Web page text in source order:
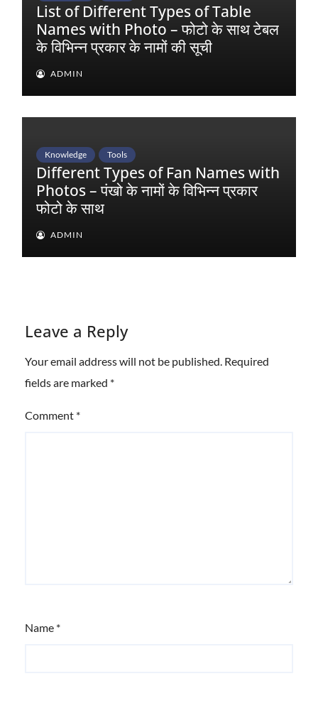
List of Different Types of Table
Names with Photo – फोटो के साथ टेबल
के विभिन्न प्रकार के नामों की सूची
ADMIN
Knowledge Tools
Different Types of Fan Names with
Photos – पंखो के नामों के विभिन्न प्रकार
फोटो के साथ
ADMIN
Leave a Reply
Your email address will not be published. Required
fields are marked *
Comment *
Name *